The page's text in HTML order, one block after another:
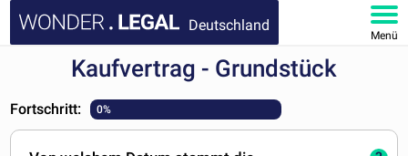
Deutschland
Menü
HOMEPAGE
DOKUMENTE
Kaufvertrag - Grundstück
Fortschritt: 0%